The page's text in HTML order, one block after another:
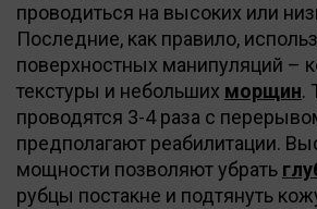
проводиться на высоких или
Последние, как правило,
поверхностных манипуляций –
текстуры и небольших морщин.
проводятся 3-4 раза с
предполагают реабилитации.
мощности позволяют убрать
рубцы постакне и подтянуть